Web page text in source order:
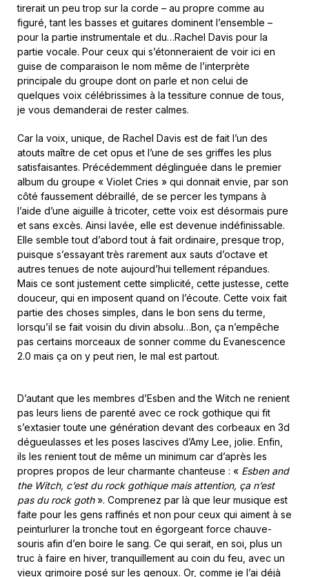
tirerait un peu trop sur la corde – au propre comme au
figuré, tant les basses et guitares dominent l’ensemble –
pour la partie instrumentale et du…Rachel Davis pour la
partie vocale. Pour ceux qui s’étonneraient de voir ici en
guise de comparaison le nom même de l’interprète
principale du groupe dont on parle et non celui de
quelques voix célébrissimes à la tessiture connue de tous,
je vous demanderai de rester calmes.
Car la voix, unique, de Rachel Davis est de fait l’un des
atouts maître de cet opus et l’une de ses griffes les plus
satisfaisantes. Précédemment déglinguée dans le premier
album du groupe « Violet Cries » qui donnait envie, par son
côté faussement débraillé, de se percer les tympans à
l’aide d’une aiguille à tricoter, cette voix est désormais pure
et sans excès. Ainsi lavée, elle est devenue indéfinissable.
Elle semble tout d’abord tout à fait ordinaire, presque trop,
puisque s’essayant très rarement aux sauts d’octave et
autres tenues de note aujourd’hui tellement répandues.
Mais ce sont justement cette simplicité, cette justesse, cette
douceur, qui en imposent quand on l’écoute. Cette voix fait
partie des choses simples, dans le bon sens du terme,
lorsqu’il se fait voisin du divin absolu…Bon, ça n’empêche
pas certains morceaux de sonner comme du Evanescence
2.0 mais ça on y peut rien, le mal est partout.
D’autant que les membres d’Esben and the Witch ne renient
pas leurs liens de parenté avec ce rock gothique qui fit
s’extasier toute une génération devant des corbeaux en 3d
dégueulasses et les poses lascives d’Amy Lee, jolie. Enfin,
ils les renient tout de même un minimum car d’après les
propres propos de leur charmante chanteuse : « Esben and
the Witch, c’est du rock gothique mais attention, ça n’est
pas du rock goth». Comprenez par là que leur musique est
faite pour les gens raffinés et non pour ceux qui aiment à se
peinturlurer la tronche tout en égorgeant force chauve-
souris afin d’en boire le sang. Ce qui serait, en soi, plus un
truc à faire en hiver, tranquillement au coin du feu, avec un
vieux grimoire posé sur les genoux. Or, comme je l’ai déjà